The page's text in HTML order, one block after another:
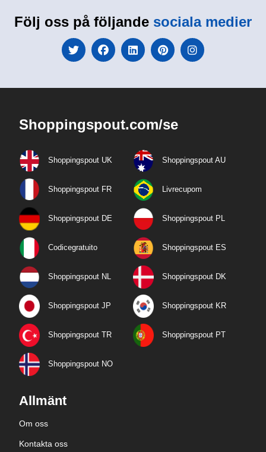
Följ oss på följande sociala medier
Shoppingspout.com/se
Shoppingspout UK Shoppingspout AU
Shoppingspout FR Livrecupom
Shoppingspout DE Shoppingspout PL
Codicegratuito Shoppingspout ES
Shoppingspout NL Shoppingspout DK
Shoppingspout JP Shoppingspout KR
Shoppingspout TR Shoppingspout PT
Shoppingspout NO
Allmänt
Om oss
Kontakta oss